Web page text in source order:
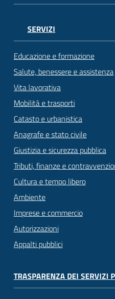
SERVIZI
Educazione e formazione
Salute, benessere e assistenza
Vita lavorativa
Mobilità e trasporti
Catasto e urbanistica
Anagrafe e stato civile
Giustizia e sicurezza pubblica
Tributi, finanze e
Cultura e tempo libero
Ambiente
Imprese e commercio
Autorizzazioni
Appalti pubblici
TRASPARENZA DEI SERVIZI